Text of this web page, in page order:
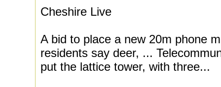
Cheshire Live
A bid to place a new 20m phone
residents say deer, ...
put the lattice tower, with three...